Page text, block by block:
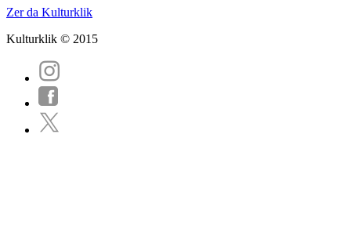
Zer da Kulturklik
Kulturklik © 2015